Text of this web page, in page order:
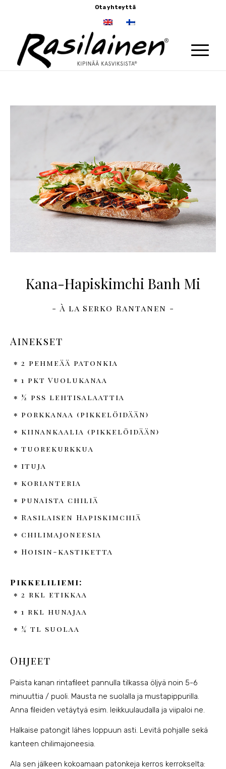
Ota yhteyttä
Kana-Hapiskimchi Banh Mi
- À la Serko Rantanen -
Ainekset
2 pehmeää patonkia
1 pkt Vuolukanaa
½ pss lehtisalaattia
porkkanaa (pikkelöidään)
kiinankaalia (pikkelöidään)
tuorekurkkua
ituja
korianteria
punaista chiliä
Rasilaisen Hapiskimchiä
chilimajoneesia
Hoisin-kastiketta
Pikkeliliemi:
2 rkl etikkaa
1 rkl hunajaa
¼ tl suolaa
Ohjeet
Paista kanan rintafileet pannulla tilkassa öljyä noin 5-6
minuuttia / puoli. Mausta ne suolalla ja mustapippurilla.
Anna fileiden vetäytyä esim. leikkuulaudalla ja viipaloi ne.
Halkaise patongit lähes loppuun asti. Levitä pohjalle sekä
kanteen chilimajoneesia.
Ala sen jälkeen kokoamaan patonkeja kerros kerrokselta: